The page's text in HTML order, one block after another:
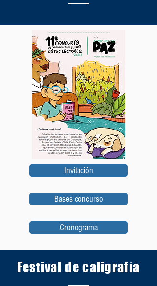
Invitación
Bases concurso
Cronograma
Festival de caligrafía